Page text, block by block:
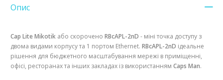
Опис
Cap LiteMikotik або скорочено RBcAPL-2nD - міні точка доступу з
двома видами корпусу та 1 портом Ethernet. RBcAPL-2nD ідеальне
рішення для бюджетного масштабування мережі в приміщенні,
офісі, ресторанах та інших закладах із використанням Caps Man.